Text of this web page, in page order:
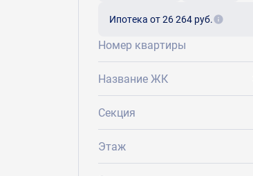
Ипотека от 26 264 руб.
Номер квартиры
Название ЖК
Секция
Этаж